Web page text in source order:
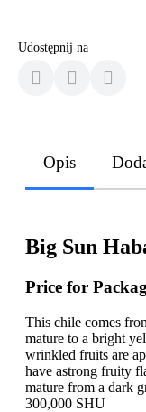
Udostępnij na
Opis
Big Sun
Price for
This chile comes
mature to a bright
wrinkled fruits are
have astrong fruity
mature from a dark
300,000 SHU